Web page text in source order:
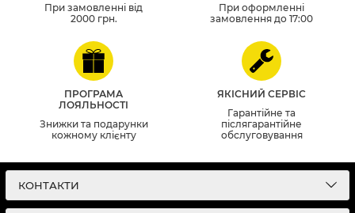
При замовленні від
2000 грн.
При оформленні
замовлення до 17:00
ПРОГРАМА
ЛОЯЛЬНОСТІ
Знижки та подарунки
кожному клієнту
ЯКІСНИЙ СЕРВІС
Гарантійне та
післягарантійне
обслуговування
КОНТАКТИ